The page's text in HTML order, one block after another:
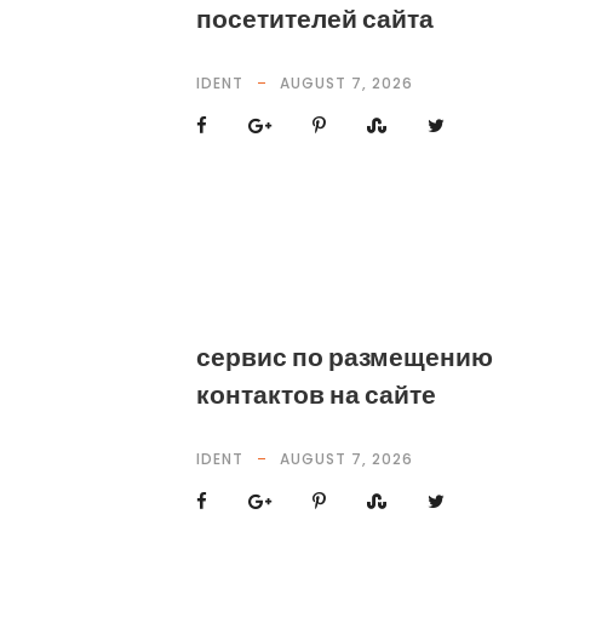
посетителей сайта
IDENT AUGUST 7, 2026
сервис по размещению
контактов на сайте
IDENT AUGUST 7, 2026